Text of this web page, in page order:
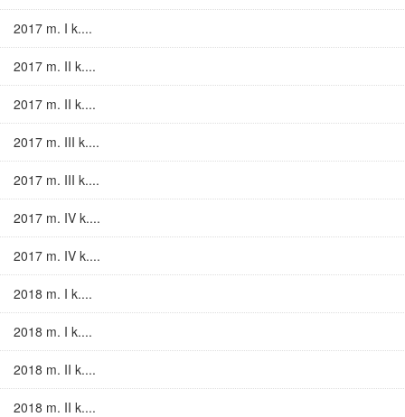
2017 m. I k....
2017 m. II k....
2017 m. II k....
2017 m. III k....
2017 m. III k....
2017 m. IV k....
2017 m. IV k....
2018 m. I k....
2018 m. I k....
2018 m. II k....
2018 m. II k....